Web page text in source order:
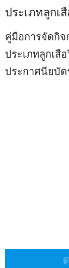
ประเภทลูกเ
คู่มือการจัดกิจ
ประเภทลูกเ
ประกาศนียบั